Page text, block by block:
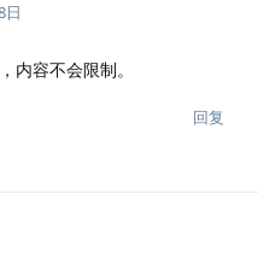
日
内容不会限制。
回复